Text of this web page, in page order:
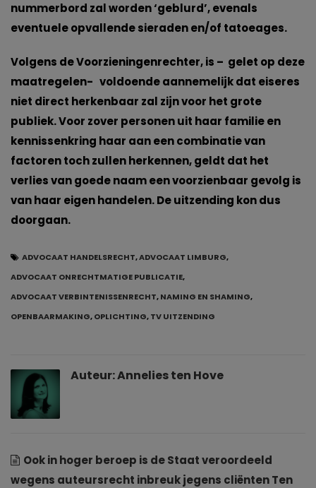
nummerbord zal worden ‘geblurd’, evenals
eventuele opvallende sieraden en/of tatoeages.
Volgens de Voorzieningenrechter, is – gelet op deze
maatregelen- voldoende aannemelijk dat eiseres
niet direct herkenbaar zal zijn voor het grote
publiek. Voor zover personen uit haar familie en
kennissenkring haar aan een combinatie van
factoren toch zullen herkennen, geldt dat het
verlies van goede naam een voorzienbaar gevolg is
van haar eigen handelen. De uitzending kon dus
doorgaan.
ADVOCAAT HANDELSRECHT,ADVOCAAT LIMBURG,
ADVOCAAT ONRECHTMATIGE PUBLICATIE,
ADVOCAAT VERBINTENISSENRECHT,NAMING EN SHAMING,
OPENBAARMAKING,OPLICHTING,TV UITZENDING
Auteur:Annelies ten Hove
Ook in hoger beroep is de Staat veroordeeld
wegens auteursrecht inbreuk jegens cliënten Ten